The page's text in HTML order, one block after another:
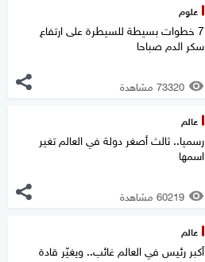
علوم
7 خطوات بسيطة للسيطرة على ارتفاع
سكر الدم صباحا
73320 مشاهدة
عالم
رسميا.. ثالث أصغر دولة في العالم تغير
اسمها
60219 مشاهدة
عالم
أكبر رئيس في العالم غائب.. ويغيّر قادة